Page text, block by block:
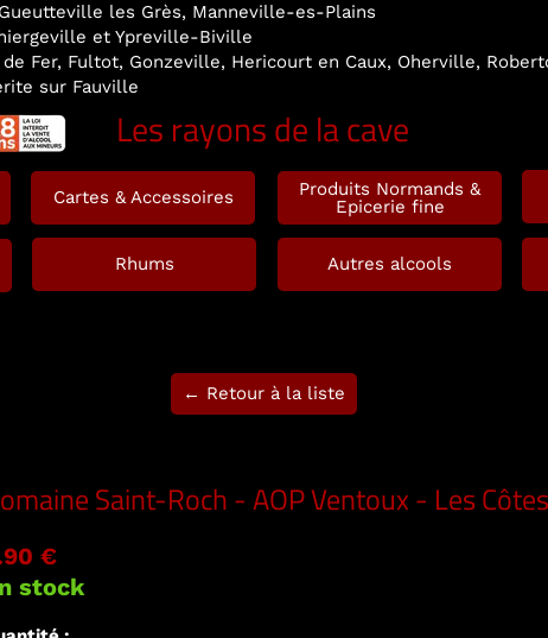
les Grès, Manneville-es-Plains
et Ypreville-Biville
Fer, Fultot, Gonzeville, Hericourt en Caux, Oherville,
sur Fauville
Les rayons de la cave
Cartes & Accessoires
Produits Normands &
Epicerie fine
Rhums Autres alcools
← Retour à la liste
Saint-Roch - AOP Ventoux - Les Côtes
€
stock